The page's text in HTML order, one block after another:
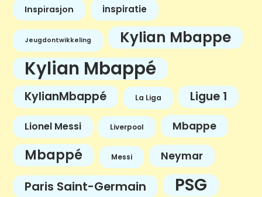
Inspirasjon inspiratie
Jeugdontwikkeling Kylian Mbappe
Kylian Mbappé
KylianMbappé La Liga Ligue 1
Lionel Messi Liverpool Mbappe
Mbappé Messi Neymar
Paris Saint-Germain PSG